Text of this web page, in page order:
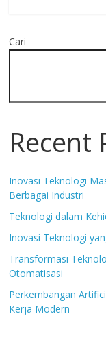
Cari
Recent
Inovasi Teknologi
Berbagai Industri
Teknologi dalam
Inovasi Teknologi
Transformasi
Otomatisasi
Perkembangan
Kerja Modern